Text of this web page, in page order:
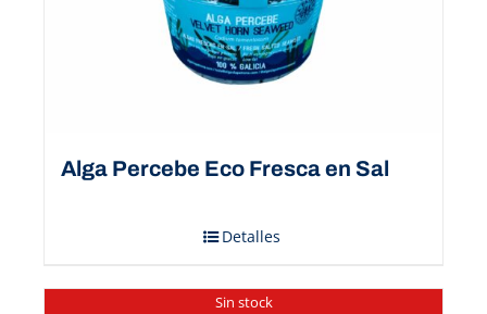
Alga Percebe Eco Fresca en Sal
Detalles
Sin stock